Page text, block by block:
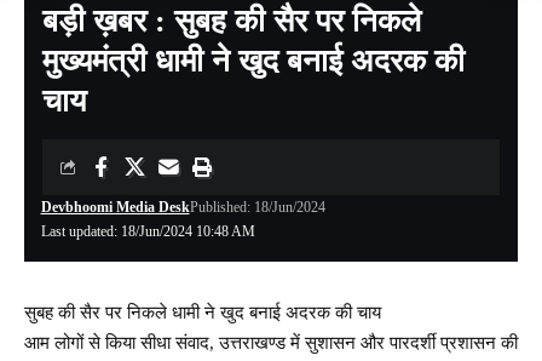
Devbhoomi Media Blog>NATIONAL>UTTARAKHAND>DEHRADUN
बड़ी ख़बर : सुबह की सैर पर निकले
मुख्यमंत्री धामी ने खुद बनाई अदरक की
चाय
Last updated: 18/Jun/2024 10:48 AM
Devbhoomi Media DeskPublished: 18/Jun/2024
सुबह की सैर पर निकले धामी ने खुद बनाई अदरक की चाय
आम लोगों से किया सीधा संवाद, उत्तराखण्ड में सुशासन और पारदर्शी प्रशासन की